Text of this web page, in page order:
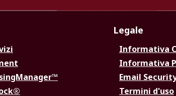
Legale
Informativa
Informativa
Email
Termini d'uso